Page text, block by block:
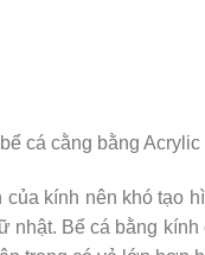
cá cằng bằng Acrylic
của kính nên khó tạo
nhật. Bể cá bằng kính